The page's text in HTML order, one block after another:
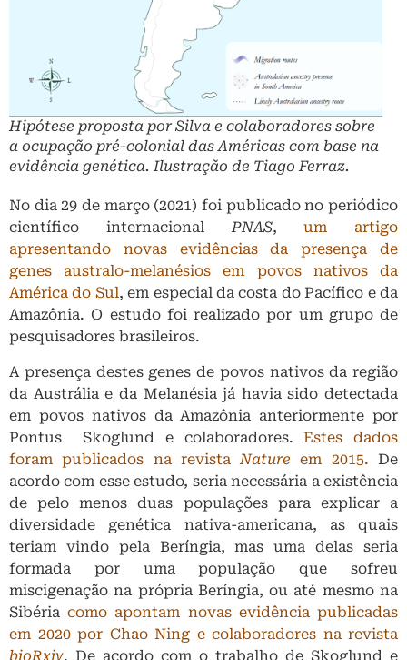
Hipótese proposta por Silva e colaboradores sobre
a ocupação pré-colonial das Américas com base na
evidência genética. Ilustração de Tiago Ferraz.
No dia 29 de março (2021) foi publicado no periódico
científico internacionalPNAS,um artigo
apresentando novas evidências da presença de
genes australo-melanésios em povos nativos da
América do Sul, em especial da costa do Pacífico e da
Amazônia. O estudo foi realizado por um grupo de
pesquisadores brasileiros.
A presença destes genes de povos nativos da região
da Austrália e da Melanésia já havia sido detectada
em povos nativos da Amazônia anteriormente por
Pontus Skoglund e colaboradores. Estes dados
forampublicados na revista Nature em 2015. De
acordo com esse estudo, seria necessária a existência
de pelo menos duas populações para explicar a
diversidade genética nativa-americana, as quais
teriam vindo pela Beríngia, mas uma delas seria
formada por uma população que sofreu
miscigenação na própria Beríngia, ou até mesmo na
Sibériacomo apontam novas evidência publicadas
em 2020 por Chao Ning e colaboradores na revista
bioRxiv. De acordo com o trabalho de Skoglund e